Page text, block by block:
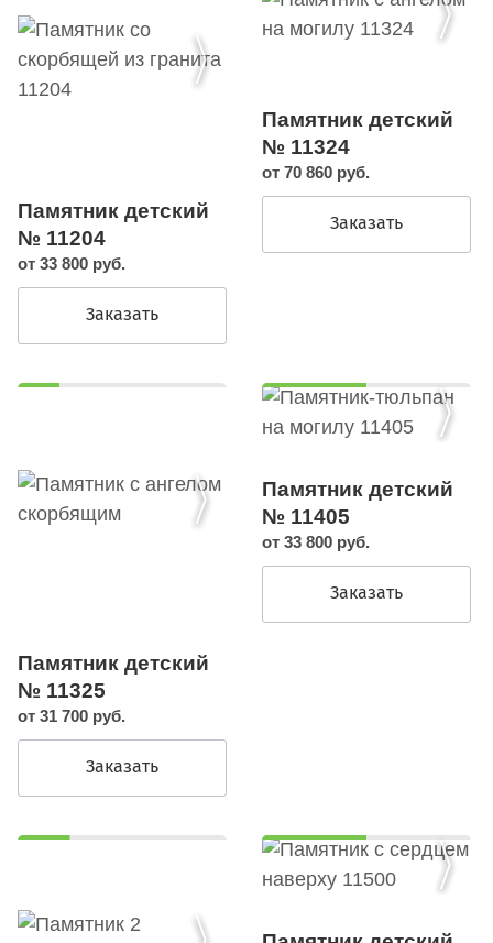
Памятник детский
№ 11204
от 33 800 руб.
Заказать
Памятник детский
№ 11324
от 70 860 руб.
Заказать
Памятник детский
№ 11325
от 31 700 руб.
Заказать
Памятник детский
№ 11405
от 33 800 руб.
Заказать